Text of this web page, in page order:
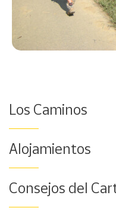
Los Caminos
Alojamientos
Consejos del